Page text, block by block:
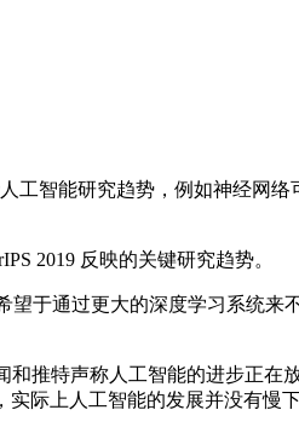
智能研究趋势，例如神经网
2019 反映的关键研究趋势。
于通过更大的深度学习系统来
特声称人工智能的进步正在
际上人工智能的发展并没有慢下